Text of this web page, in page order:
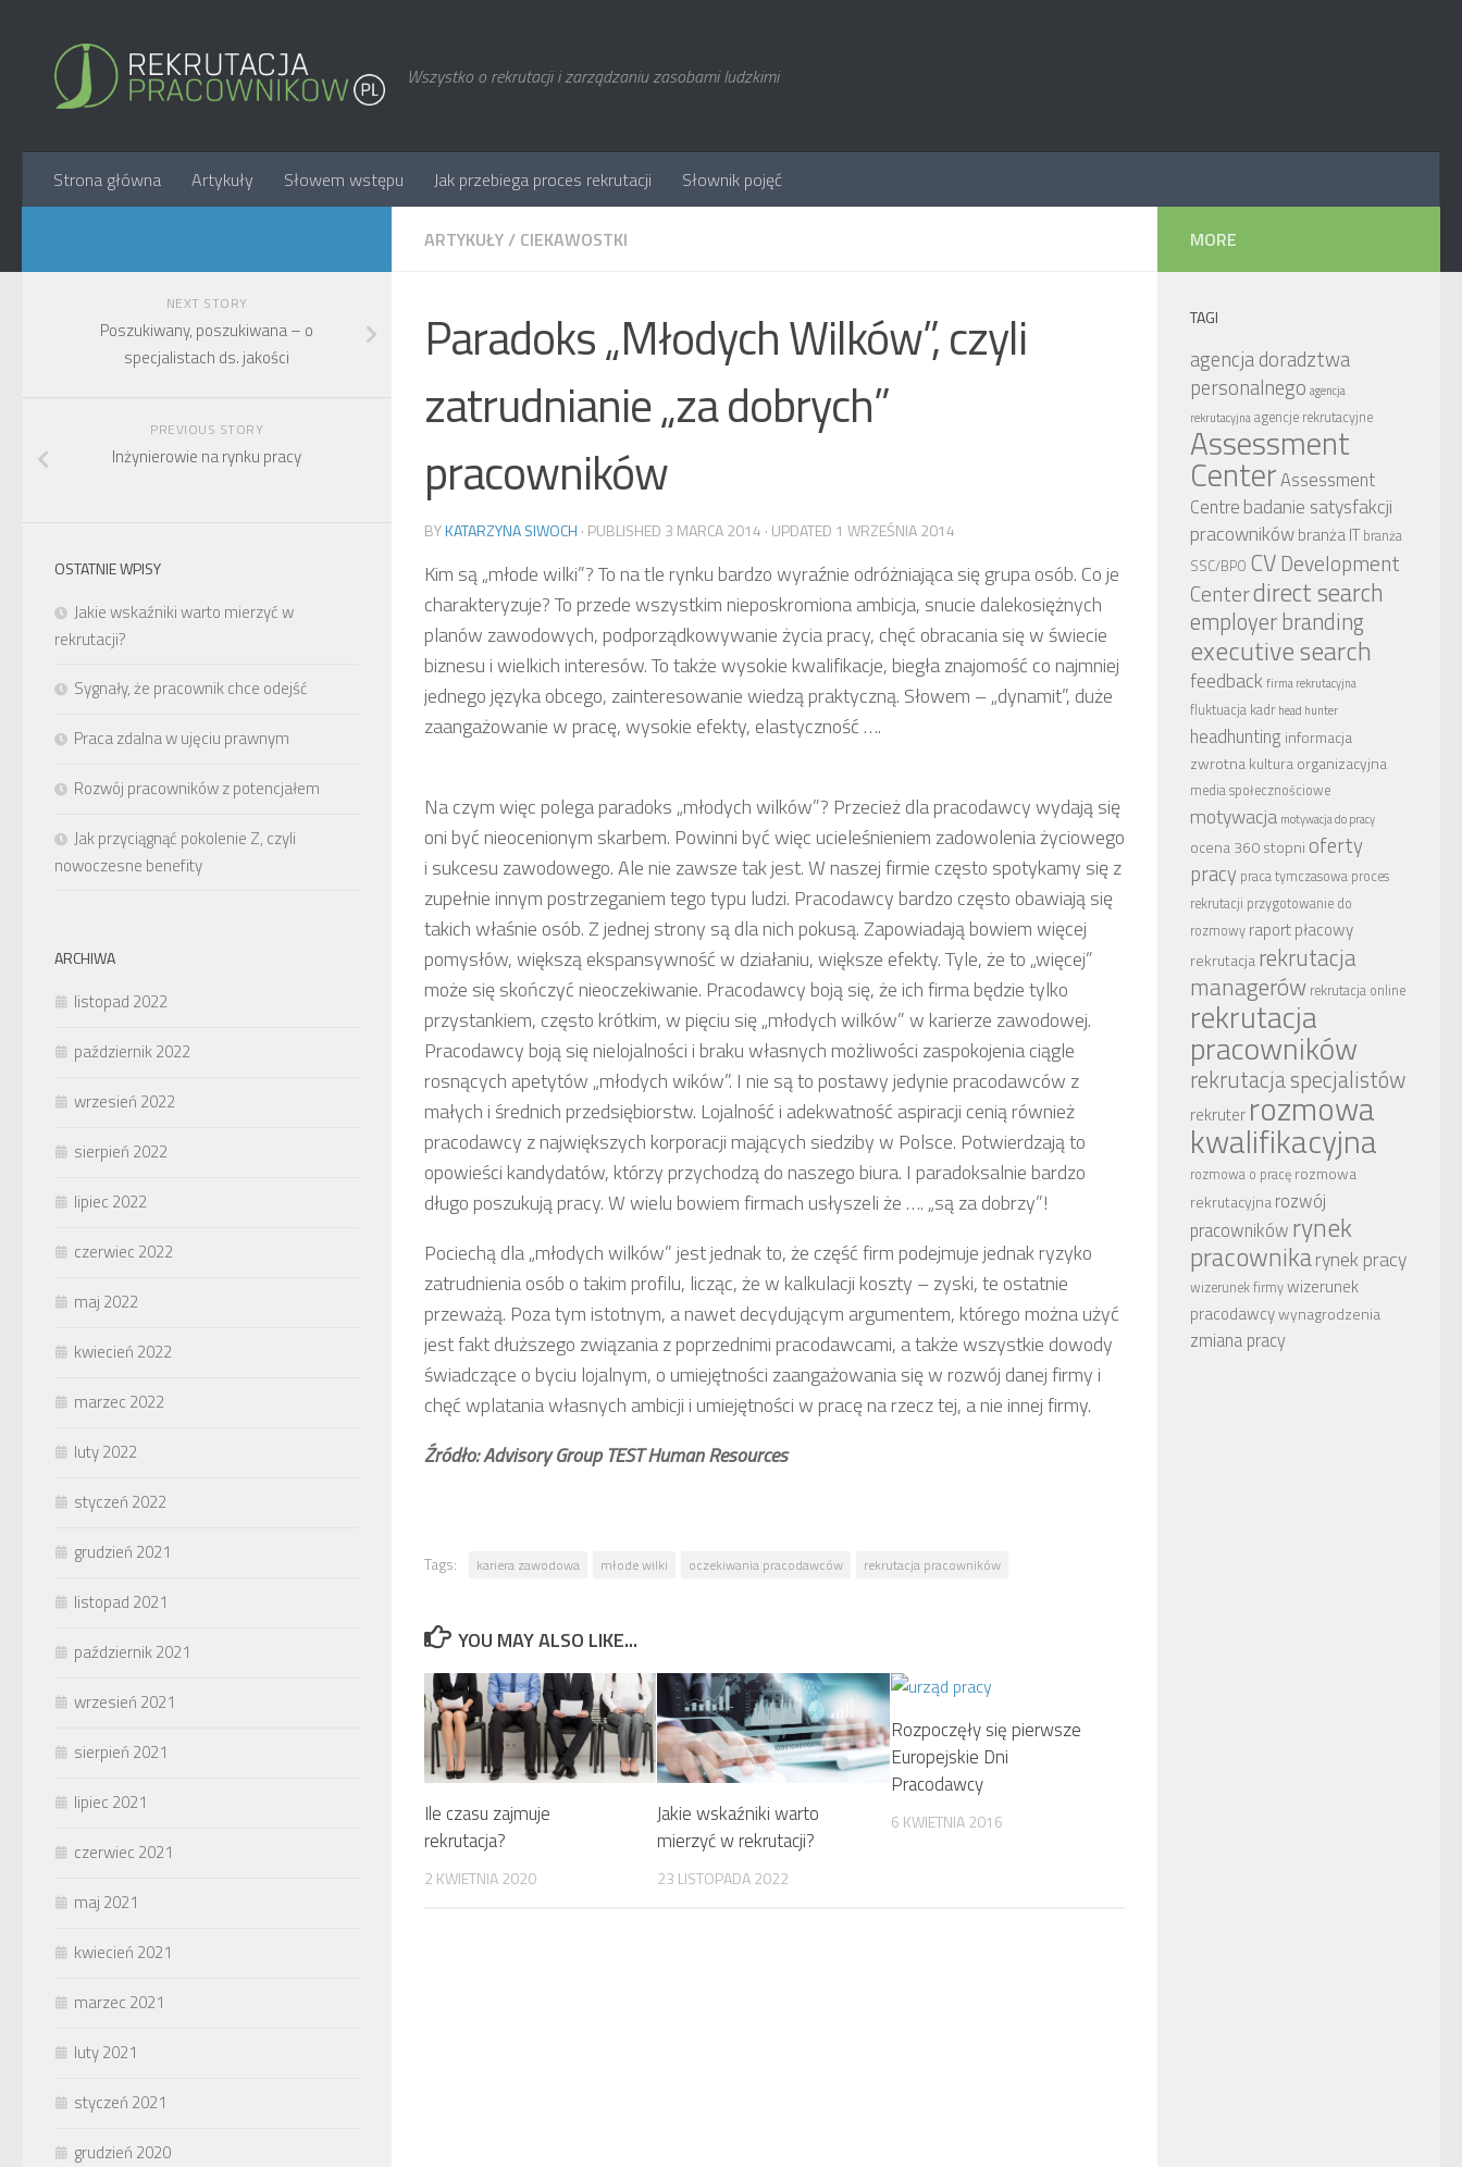
Wszystko o rekrutacji i zarządzaniu zasobami ludzkimi
Strona główna Artykuły Słowem wstępu Jak przebiega proces rekrutacji Słownik pojęć
ARTYKUŁY/ CIEKAWOSTKI
Paradoks „Młodych Wilków”, czyli
zatrudnianie „za dobrych”
pracowników
BYKATARZYNA SIWOCH · PUBLISHED 3 MARCA 2014 · UPDATED 1 WRZEŚNIA 2014
Kim są „młode wilki”? To na tle rynku bardzo wyraźnie odróżniająca się grupa osób. Co je
charakteryzuje? To przede wszystkim nieposkromiona ambicja, snucie dalekosiężnych
planów zawodowych, podporządkowywanie życia pracy, chęć obracania się w świecie
biznesu i wielkich interesów. To także wysokie kwalifikacje, biegła znajomość co najmniej
jednego języka obcego, zainteresowanie wiedzą praktyczną. Słowem – „dynamit”, duże
zaangażowanie w pracę, wysokie efekty, elastyczność ….
Na czym więc polega paradoks „młodych wilków”? Przecież dla pracodawcy wydają się
oni być nieocenionym skarbem. Powinni być więc ucieleśnieniem zadowolenia życiowego
i sukcesu zawodowego. Ale nie zawsze tak jest. W naszej firmie często spotykamy się z
zupełnie innym postrzeganiem tego typu ludzi. Pracodawcy bardzo często obawiają się
takich właśnie osób. Z jednej strony są dla nich pokusą. Zapowiadają bowiem więcej
pomysłów, większą ekspansywność w działaniu, większe efekty. Tyle, że to „więcej”
może się skończyć nieoczekiwanie. Pracodawcy boją się, że ich firma będzie tylko
przystankiem, często krótkim, w pięciu się „młodych wilków” w karierze zawodowej.
Pracodawcy boją się nielojalności i braku własnych możliwości zaspokojenia ciągle
rosnących apetytów „młodych wików”. I nie są to postawy jedynie pracodawców z
małych i średnich przedsiębiorstw. Lojalność i adekwatność aspiracji cenią również
pracodawcy z największych korporacji mających siedziby w Polsce. Potwierdzają to
opowieści kandydatów, którzy przychodzą do naszego biura. I paradoksalnie bardzo
długo poszukują pracy. W wielu bowiem firmach usłyszeli że …. „są za dobrzy”!
Pociechą dla „młodych wilków” jest jednak to, że część firm podejmuje jednak ryzyko
zatrudnienia osób o takim profilu, licząc, że w kalkulacji koszty – zyski, te ostatnie
przeważą. Poza tym istotnym, a nawet decydującym argumentem, którego można użyć
jest fakt dłuższego związania z poprzednimi pracodawcami, a także wszystkie dowody
świadczące o byciu lojalnym, o umiejętności zaangażowania się w rozwój danej firmy i
chęć wplatania własnych ambicji i umiejętności w pracę na rzecz tej, a nie innej firmy.
Źródło: Advisory Group TEST Human Resources
Tags: kariera zawodowa młode wilki oczekiwania pracodawców rekrutacja pracowników
YOU MAY ALSO LIKE...
Ile czasu zajmuje
rekrutacja?
2 KWIETNIA 2020
Jakie wskaźniki warto
mierzyć w rekrutacji?
23 LISTOPADA 2022
Rozpoczęły się pierwsze
Europejskie Dni
Pracodawcy
6 KWIETNIA 2016
NEXT STORY
Poszukiwany, poszukiwana – o
specjalistach ds. jakości
PREVIOUS STORY
Inżynierowie na rynku pracy
OSTATNIE WPISY
Jakie wskaźniki warto mierzyć w
rekrutacji?
Sygnały, że pracownik chce odejść
Praca zdalna w ujęciu prawnym
Rozwój pracowników z potencjałem
Jak przyciągnąć pokolenie Z, czyli
nowoczesne benefity
ARCHIWA
listopad 2022
październik 2022
wrzesień 2022
sierpień 2022
lipiec 2022
czerwiec 2022
maj 2022
kwiecień 2022
marzec 2022
luty 2022
styczeń 2022
grudzień 2021
listopad 2021
październik 2021
wrzesień 2021
sierpień 2021
lipiec 2021
czerwiec 2021
maj 2021
kwiecień 2021
marzec 2021
luty 2021
styczeń 2021
grudzień 2020
MORE
TAGI
agencja doradztwa
personalnego agencja
rekrutacyjnaagencje rekrutacyjne
Assessment
CenterAssessment
Centre badanie satysfakcji
pracownikówbranża IT branża
SSC/BPO CV Development
Centerdirect search
employer branding
executive search
feedback firma rekrutacyjna
fluktuacja kadr head hunter
headhunting informacja
zwrotnakultura organizacyjna
media społecznościowe
motywacja motywacja do pracy
ocena 360 stopni oferty
pracy praca tymczasowa proces
rekrutacji przygotowanie do
rozmowy raport płacowy
rekrutacjarekrutacja
managerów rekrutacja online
rekrutacja
pracowników
rekrutacja specjalistów
rekruter rozmowa
kwalifikacyjna
rozmowa o pracę rozmowa
rekrutacyjnarozwój
pracowników rynek
pracownikarynek pracy
wizerunek firmywizerunek
pracodawcywynagrodzenia
zmiana pracy